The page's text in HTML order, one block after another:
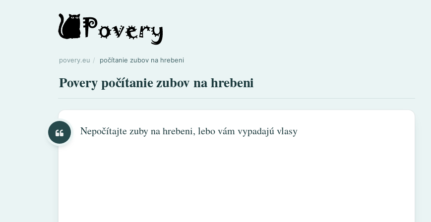
povery.eu počítanie zubov na hrebeni
Povery počítanie zubov na hrebeni
Nepočítajte zuby na hrebeni, lebo vám vypadajú vlasy